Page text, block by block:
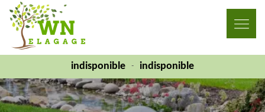
indisponible - indisponible